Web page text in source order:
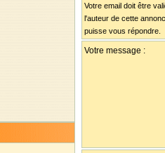
Votre email doit être
l'auteur de cette
puisse vous répondre.
Votre message :